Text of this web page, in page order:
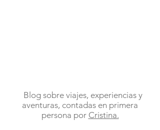
Blog sobre viajes, experiencias y
aventuras, contadas en primera
persona por Cristina.